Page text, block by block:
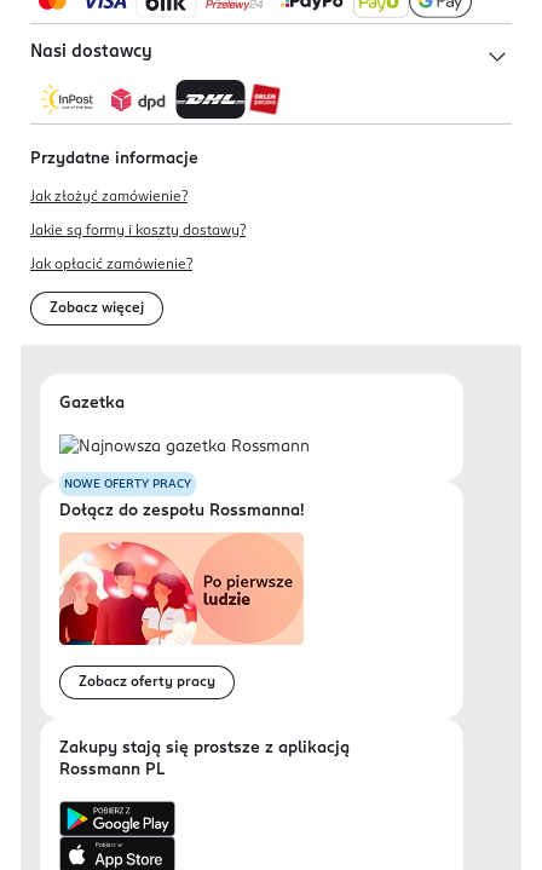
Nasi dostawcy
Przydatne informacje
Jak złożyć zamówienie?
Jakie są formy i koszty dostawy?
Jak opłacić zamówienie?
Zobacz więcej
Gazetka
NOWE OFERTY PRACY
Dołącz do zespołu Rossmanna!
Zobacz oferty pracy
Zakupy stają się prostsze z aplikacją
Rossmann PL